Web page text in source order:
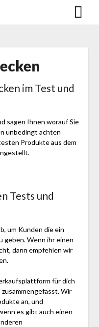
im Test und
sagen Ihnen worauf Sie
unbedingt achten
Produkte aus dem
Tests und
um Kunden die ein
geben. Wenn ihr einen
dann empfehlen wir
für dich
Wir
an, und
es gibt auch einen